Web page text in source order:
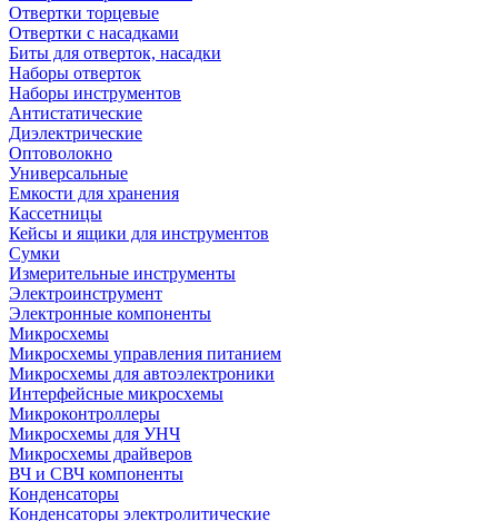
Отвертки торцевые
Отвертки с насадками
Биты для отверток, насадки
Наборы отверток
Наборы инструментов
Антистатические
Диэлектрические
Оптоволокно
Универсальные
Емкости для хранения
Кассетницы
Кейсы и ящики для инструментов
Сумки
Измерительные инструменты
Электроинструмент
Электронные компоненты
Микросхемы
Микросхемы управления питанием
Микросхемы для автоэлектроники
Интерфейсные микросхемы
Микроконтроллеры
Микросхемы для УНЧ
Микросхемы драйверов
ВЧ и СВЧ компоненты
Конденсаторы
Конденсаторы электролитические